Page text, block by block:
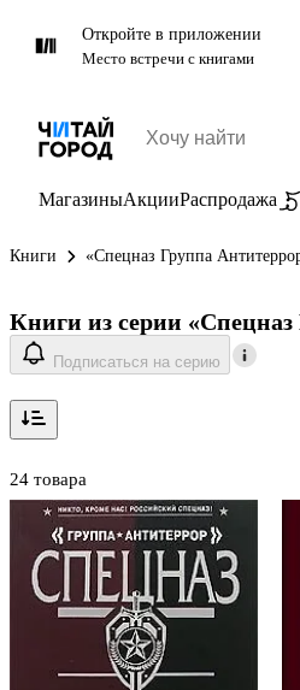
Откройте в приложении
Место встречи с книгами
МагазиныАкцииРаспродажа
Книги «Спецназ Группа
Книги из серии
Подписаться на серию
24 товара